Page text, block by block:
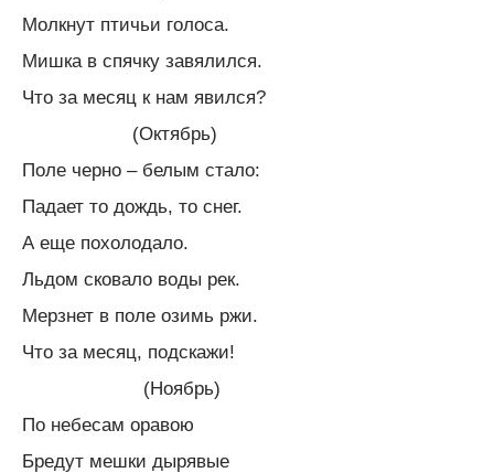
Молкнут птичьи голоса.
Мишка в спячку завялился.
Что за месяц к нам явился?
(Октябрь)
Поле черно – белым стало:
Падает то дождь, то снег.
А еще похолодало.
Льдом сковало воды рек.
Мерзнет в поле озимь ржи.
Что за месяц, подскажи!
(Ноябрь)
По небесам оравою
Бредут мешки дырявые